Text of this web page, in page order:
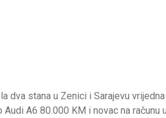
dva stana u Zenici i Sarajevu
A6 80.000 KM i novac na računu